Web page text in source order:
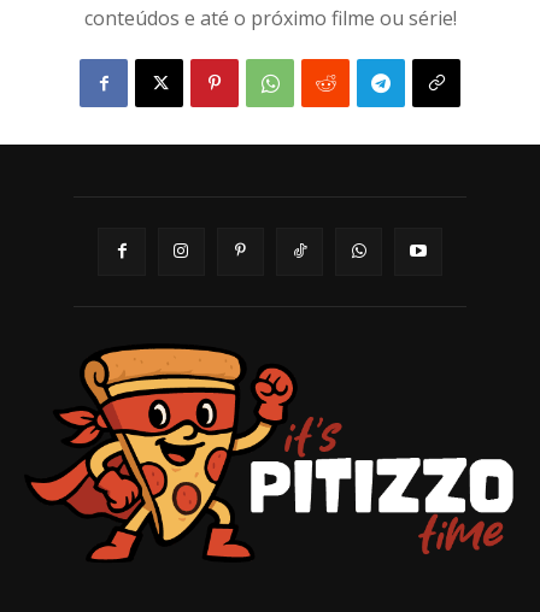
conteúdos e até o próximo filme ou série!